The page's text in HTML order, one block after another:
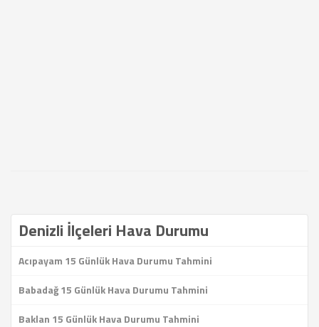
Denizli İlçeleri Hava Durumu
Acıpayam 15 Günlük Hava Durumu Tahmini
Babadağ 15 Günlük Hava Durumu Tahmini
Baklan 15 Günlük Hava Durumu Tahmini